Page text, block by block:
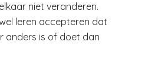
niet veranderen.
leren accepteren dat
anders is of doet dan